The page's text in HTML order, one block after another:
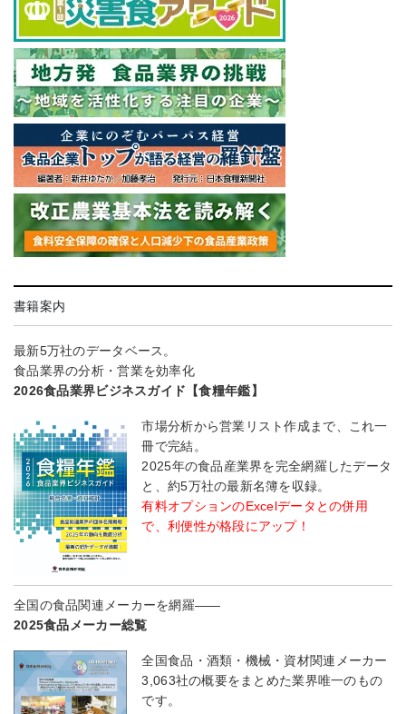
書籍案内
最新5万社のデータベース。
食品業界の分析・営業を効率化
2026食品業界ビジネスガイド【食糧年鑑】
市場分析から営業リスト作成まで、これ一
冊で完結。
2025年の食品産業界を完全網羅したデータ
と、約5万社の最新名簿を収録。
有料オプションのExcelデータとの併用
で、利便性が格段にアップ！
全国の食品関連メーカーを網羅――
2025食品メーカー総覧
全国食品・酒類・機械・資材関連メーカー
3,063社の概要をまとめた業界唯一のもの
です。